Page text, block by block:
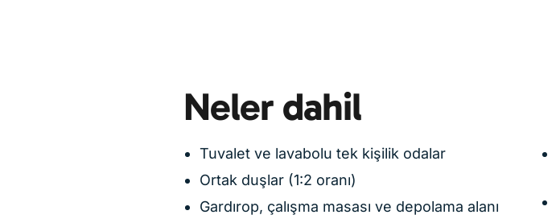
Neler dahil
Tuvalet ve lavabolu tek kişilik odalar
Ortak duşlar (1:2 oranı)
Gardırop, çalışma masası ve depolama alanı